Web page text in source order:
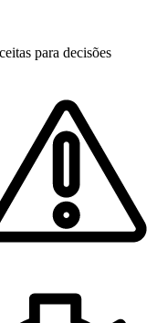
para decisões